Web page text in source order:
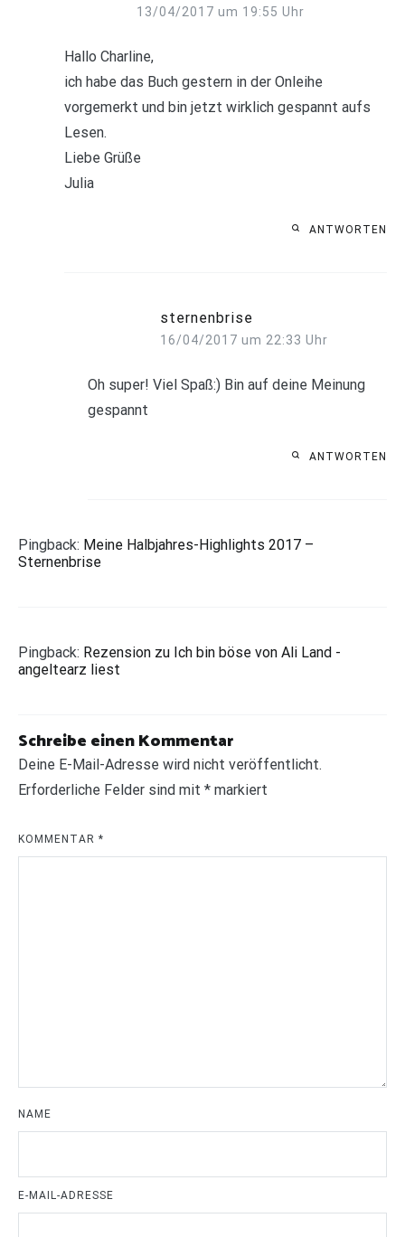
13/04/2017 um 19:55 Uhr
Hallo Charline,
ich habe das Buch gestern in der Onleihe
vorgemerkt und bin jetzt wirklich gespannt aufs
Lesen.
Liebe Grüße
Julia
ANTWORTEN
sternenbrise
16/04/2017 um 22:33 Uhr
Oh super! Viel Spaß:) Bin auf deine Meinung
gespannt
ANTWORTEN
Pingback: Meine Halbjahres-Highlights 2017 –
Sternenbrise
Pingback: Rezension zu Ich bin böse von Ali Land -
angeltearz liest
Schreibe einen Kommentar
Deine E-Mail-Adresse wird nicht veröffentlicht.
Erforderliche Felder sind mit * markiert
KOMMENTAR *
NAME
E-MAIL-ADRESSE